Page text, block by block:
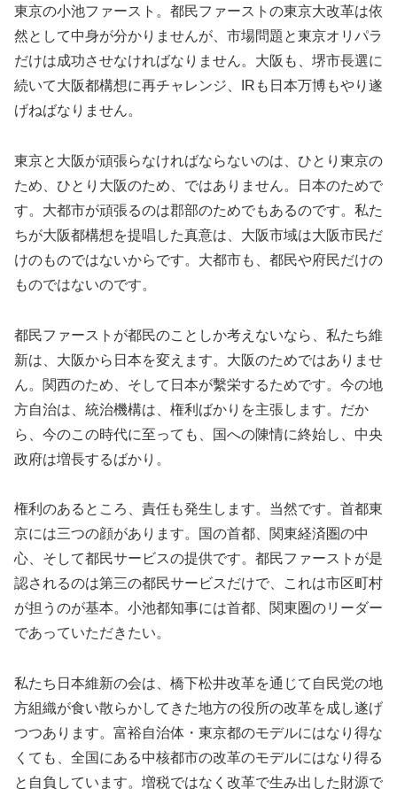
東京の小池ファースト。都民ファーストの東京大改革は依
然として中身が分かりませんが、市場問題と東京オリパラ
だけは成功させなければなりません。大阪も、堺市長選に
続いて大阪都構想に再チャレンジ、IRも日本万博もやり遂
げねばなりません。
東京と大阪が頑張らなければならないのは、ひとり東京の
ため、ひとり大阪のため、ではありません。日本のためで
す。大都市が頑張るのは郡部のためでもあるのです。私た
ちが大阪都構想を提唱した真意は、大阪市域は大阪市民だ
けのものではないからです。大都市も、都民や府民だけの
ものではないのです。
都民ファーストが都民のことしか考えないなら、私たち維
新は、大阪から日本を変えます。大阪のためではありませ
ん。関西のため、そして日本が繫栄するためです。今の地
方自治は、統治機構は、権利ばかりを主張します。だか
ら、今のこの時代に至っても、国への陳情に終始し、中央
政府は増長するばかり。
権利のあるところ、責任も発生します。当然です。首都東
京には三つの顔があります。国の首都、関東経済圏の中
心、そして都民サービスの提供です。都民ファーストが是
認されるのは第三の都民サービスだけで、これは市区町村
が担うのが基本。小池都知事には首都、関東圏のリーダー
であっていただきたい。
私たち日本維新の会は、橋下松井改革を通じて自民党の地
方組織が食い散らかしてきた地方の役所の改革を成し遂げ
つつあります。富裕自治体・東京都のモデルにはなり得な
くても、全国にある中核都市の改革のモデルにはなり得る
と自負しています。増税ではなく改革で生み出した財源で